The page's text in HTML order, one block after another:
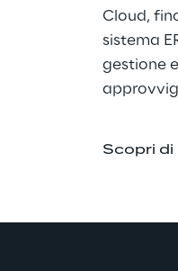
Cloud,
sistema
gestione
Scopri di